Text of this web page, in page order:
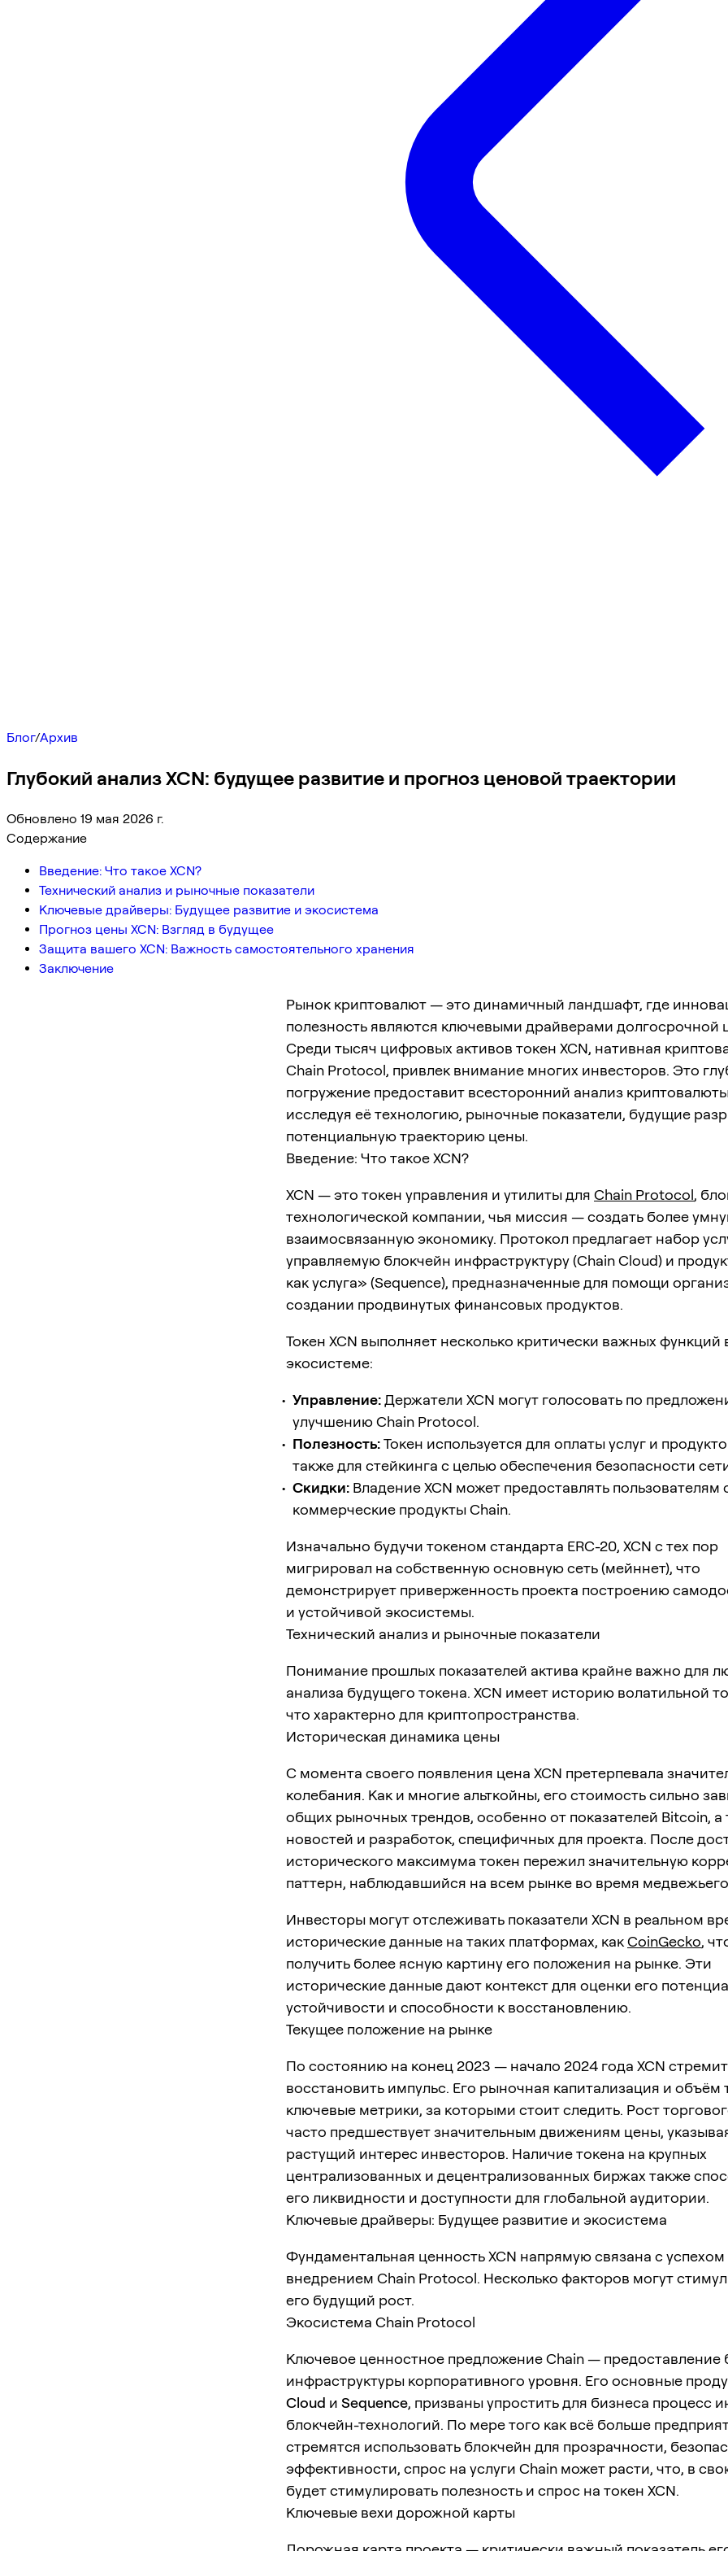
Блог/Архив
Глубокий анализ XCN: будущее развитие и прогноз ценовой траектории
Обновлено 19 мая 2026 г.
Содержание
Введение: Что такое XCN?
Технический анализ и рыночные показатели
Ключевые драйверы: Будущее развитие и экосистема
Прогноз цены XCN: Взгляд в будущее
Защита вашего XCN: Важность самостоятельного хранения
Заключение
Рынок криптовалют — это динамичный ландшафт, где
полезность являются ключевыми драйверами долгосрочной
Среди тысяч цифровых активов токен XCN, нативная
Chain Protocol, привлек внимание многих инвесторов. Это
погружение предоставит всесторонний анализ криптовалюты
исследуя её технологию, рыночные показатели, будущие
потенциальную траекторию цены.
Введение: Что такое XCN?
XCN — это токен управления и утилиты для Chain Protocol,
технологической компании, чья миссия — создать более
взаимосвязанную экономику. Протокол предлагает набор
управляемую блокчейн ​​инфраструктуру (Chain Cloud) и
как услуга» (Sequence), предназначенные для помощи
создании продвинутых финансовых продуктов.
Токен XCN выполняет несколько критически важных функций
экосистеме:
Управление:Держатели XCN могут голосовать по
улучшению Chain Protocol.
Полезность:Токен используется для оплаты услуг и
также для стейкинга с целью обеспечения безопасности
Скидки: Владение XCN может предоставлять пользователям
коммерческие продукты Chain.
Изначально будучи токеном стандарта ERC-20, XCN с тех пор
мигрировал на собственную основную сеть (мейннет), что
демонстрирует приверженность проекта построению
и устойчивой экосистемы.
Технический анализ и рыночные показатели
Понимание прошлых показателей актива крайне важно для
анализа будущего токена. XCN имеет историю волатильной
что характерно для криптопространства.
Историческая динамика цены
С момента своего появления цена XCN претерпевала
колебания. Как и многие альткойны, его стоимость сильно
общих рыночных трендов, особенно от показателей Bitcoin, а
новостей и разработок, специфичных для проекта. После
исторического максимума токен пережил значительную
паттерн, наблюдавшийся на всем рынке во время
Инвесторы могут отслеживать показатели XCN в реальном
исторические данные на таких платформах, какCoinGecko,
получить более ясную картину его положения на рынке. Эти
исторические данные дают контекст для оценки его
устойчивости и способности к восстановлению.
Текущее положение на рынке
По состоянию на конец 2023 — начало 2024 года XCN
восстановить импульс. Его рыночная капитализация и объём
ключевые метрики, за которыми стоит следить. Рост
часто предшествует значительным движениям цены,
растущий интерес инвесторов. Наличие токена на крупных
централизованных и децентрализованных биржах также
его ликвидности и доступности для глобальной аудитории.
Ключевые драйверы: Будущее развитие и экосистема
Фундаментальная ценность XCN напрямую связана с успехом
внедрением Chain Protocol. Несколько факторов могут
его будущий рост.
Экосистема Chain Protocol
Ключевое ценностное предложение Chain — предоставление
инфраструктуры корпоративного уровня. Его основные
Cloud и Sequence, призваны упростить для бизнеса процесс
блокчейн-технологий. По мере того как всё больше
стремятся использовать блокчейн для прозрачности,
эффективности, спрос на услуги Chain может расти, что, в
будет стимулировать полезность и спрос на токен XCN.
Ключевые вехи дорожной карты